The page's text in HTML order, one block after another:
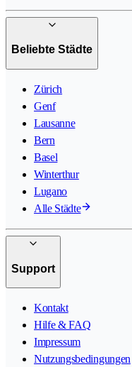
Beliebte Städte
Zürich
Genf
Lausanne
Bern
Basel
Winterthur
Lugano
Alle Städte
Support
Kontakt
Hilfe & FAQ
Impressum
Nutzungsbedingungen